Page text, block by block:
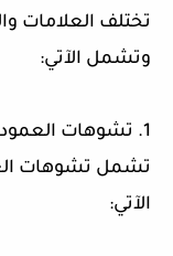
تختلف العلامات
وتشمل الآتي:
1. تشوهات العمود الفقري والأطراف
تشمل تشوهات
الآتي: